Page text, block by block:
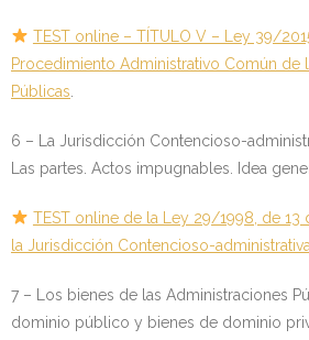
TEST online – TÍTULO V – Ley 39/
Procedimiento Administrativo Común de
Públicas
6 – La Jurisdicción Contencioso-
Las partes. Actos impugnables. Idea
TEST online de la Ley 29/1998, de
la Jurisdicción Contencioso-administrativa
7 – Los bienes de las Administraciones
dominio público y bienes de dominio